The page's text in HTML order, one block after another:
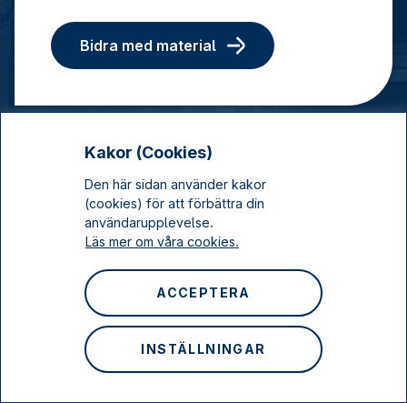
Kakor (Cookies)
Den här sidan använder kakor
(cookies) för att förbättra din
användarupplevelse.
Läs mer om våra cookies.
INSTÄLLNINGAR
ACCEPTERA
Bidra med material
Lediga tjänster
Om webbplatsen